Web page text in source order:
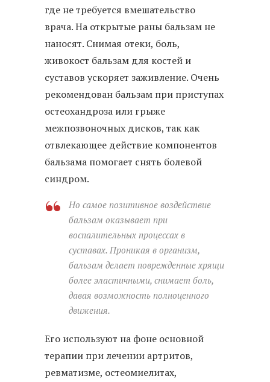
где не требуется вмешательство
врача. На открытые раны бальзам не
наносят. Снимая отеки, боль,
живокост бальзам для костей и
суставов ускоряет заживление. Очень
рекомендован бальзам при приступах
остеохандроза или грыже
межпозвоночных дисков, так как
отвлекающее действие компонентов
бальзама помогает снять болевой
синдром.
Но самое позитивное воздействие
бальзам оказывает при
воспалительных процессах в
суставах. Проникая в организм,
бальзам делает поврежденные хрящи
более эластичными, снимает боль,
давая возможность полноценного
движения.
Его используют на фоне основной
терапии при лечении артритов,
ревматизме, остеомиелитах,